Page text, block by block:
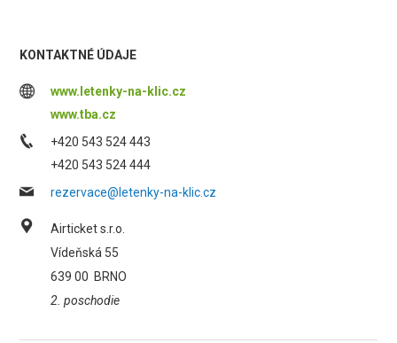
KONTAKTNÉ ÚDAJE
www.letenky-na-klic.cz
www.tba.cz
+420 543 524 443
+420 543 524 444
rezervace@letenky-na-klic.cz
Airticket s.r.o.
Vídeňská 55
639 00 BRNO
2. poschodie